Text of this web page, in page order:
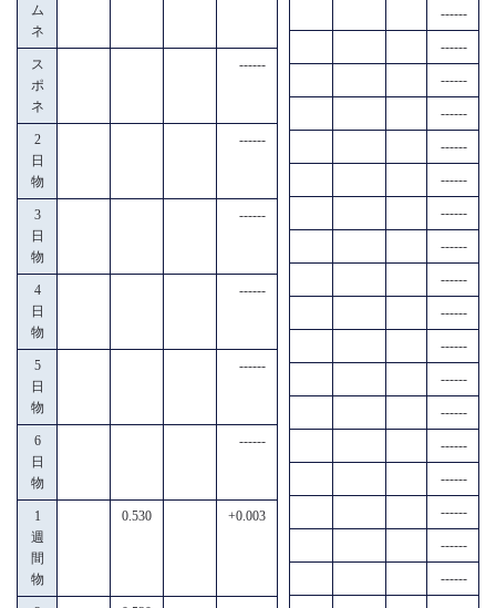
ム
ネ
ス
ポ
ネ
------
2
日
物
------
3
日
物
------
4
日
物
------
5
日
物
------
6
日
物
------
1
週
間
物
0.530 +0.003
------
------
------
------
------
------
------
------
------
------
------
------
------
------
------
------
------
------